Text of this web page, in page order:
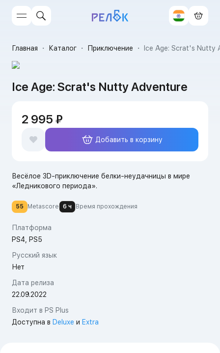
Главная ・ Каталог ・ Приключение ・ Ice Age: Scrat's Nutty
Ice Age: Scrat's Nutty Adventure
Весёлое 3D-приключение белки-неудачницы в мире
«Ледникового периода».
55 Metascore 6 ч Время прохождения
Платформа
PS4, PS5
Русский язык
Нет
Дата релиза
22.09.2022
Входит в PS Plus
Доступна в Deluxe и Extra
2 995 ₽
Добавить в корзину